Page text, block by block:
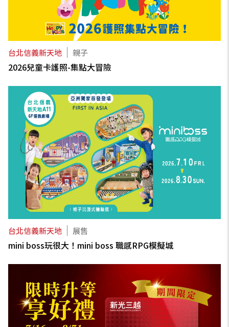
台北信義新天地 親子
2026兒童卡護照-集點大冒險
台北信義新天地 展售
mini boss玩很大！mini boss 職感RPG模擬城